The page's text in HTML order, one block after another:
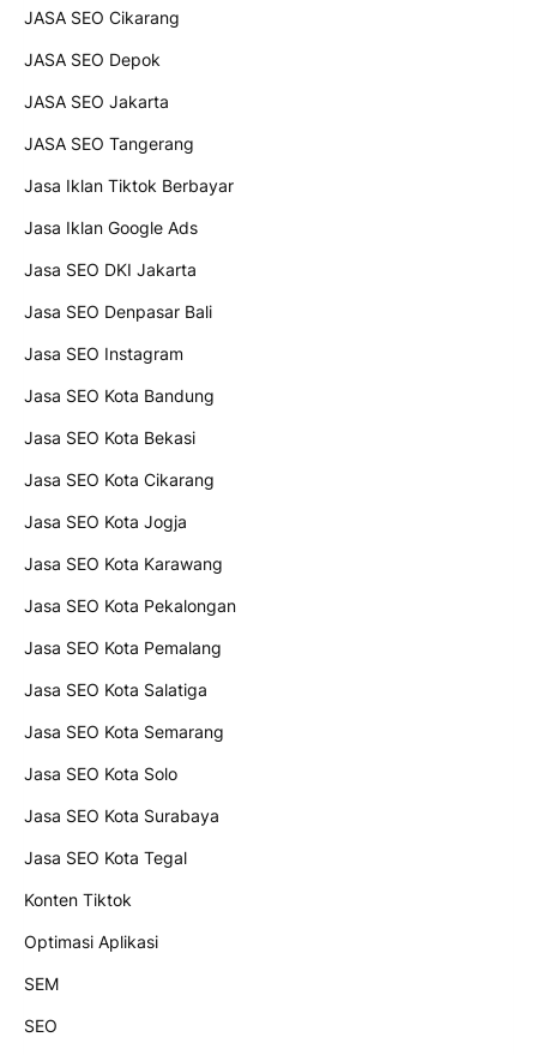
JASA SEO Cikarang
JASA SEO Depok
JASA SEO Jakarta
JASA SEO Tangerang
Jasa Iklan Tiktok Berbayar
Jasa Iklan Google Ads
Jasa SEO DKI Jakarta
Jasa SEO Denpasar Bali
Jasa SEO Instagram
Jasa SEO Kota Bandung
Jasa SEO Kota Bekasi
Jasa SEO Kota Cikarang
Jasa SEO Kota Jogja
Jasa SEO Kota Karawang
Jasa SEO Kota Pekalongan
Jasa SEO Kota Pemalang
Jasa SEO Kota Salatiga
Jasa SEO Kota Semarang
Jasa SEO Kota Solo
Jasa SEO Kota Surabaya
Jasa SEO Kota Tegal
Konten Tiktok
Optimasi Aplikasi
SEM
SEO